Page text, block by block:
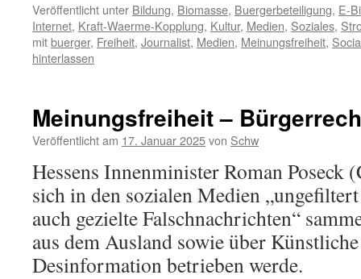
Veröffentlicht unter Bildung, Biomasse, Buergerbeteiligung, E-
Internet, Kraft-Waerme-Kopplung, Kultur, Medien, Soziales,
mitbuerger, Freiheit, Journalist, Medien, Meinungsfreiheit,
hinterlassen
Meinungsfreiheit –
Veröffentlicht am 17. Januar 2025von Schw
Hessens Innenminister Roman Poseck
sich in den sozialen Medien
auch gezielte Falschnachrichten“
aus dem Ausland sowie über
Desinformation betrieben werde.